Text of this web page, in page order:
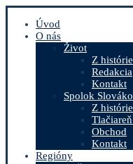
Úvod
O nás
Život
Z histórie
Redakcia
Kontakt
Spolok
Z
Obchod
Kontakt
Regióny